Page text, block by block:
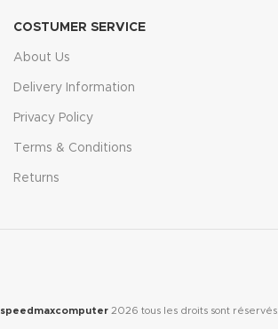
COSTUMER SERVICE
About Us
Delivery Information
Privacy Policy
Terms & Conditions
Returns
speedmaxcomputer 2026 tous les droits sont réservés.